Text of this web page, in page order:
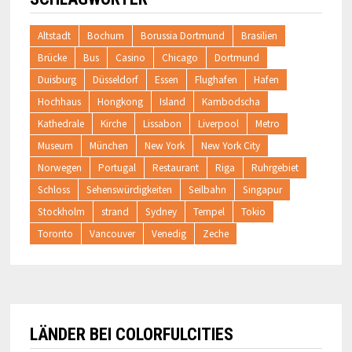
Altstadt Bochum Borussia Dortmund
Brasilien
Brücke
Bus Casino Chicago
Dortmund
Duisburg
Düsseldorf Essen Flughafen
Hafen
Hochhaus
Hongkong Island
Kambodscha
Kathedrale
Kirche Lissabon Liverpool
Metro
Museum
München New York
New York City
Norwegen
Portugal Restaurant Riga
Ruhrgebiet
Schloss
Sehenswürdigkeiten Seilbahn
Singapur
Stockholm
strand Sydney Tempel
Tokio
Toronto
Vancouver Venedig Zeche
LÄNDER BEI COLORFULCITIES